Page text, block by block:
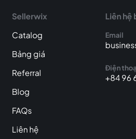
Sellerwix
Catalog
Bảng giá
Referral
Blog
FAQs
Liên hệ
Liên hệ
Email
Điện
+84 96